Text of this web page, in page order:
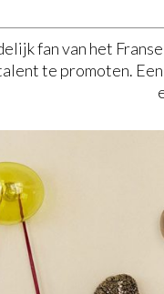
fan van het Franse
te promoten.